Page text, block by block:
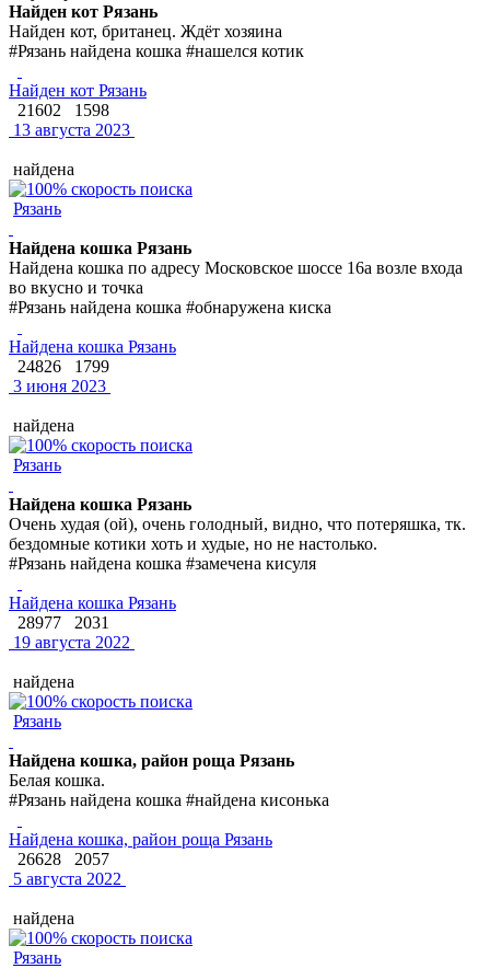
Найден кот Рязань
Найден кот, британец. Ждёт хозяина
#Рязань найдена кошка #нашелся котик
Найден кот Рязань
21602
1598
13 августа 2023
найдена
Рязань
Найдена кошка Рязань
Найдена кошка по адресу Московское шоссе 16а возле входа
во вкусно и точка
#Рязань найдена кошка #обнаружена киска
Найдена кошка Рязань
24826
1799
3 июня 2023
найдена
Рязань
Найдена кошка Рязань
Очень худая (ой), очень голодный, видно, что потеряшка, тк.
бездомные котики хоть и худые, но не настолько.
#Рязань найдена кошка #замечена кисуля
Найдена кошка Рязань
28977
2031
19 августа 2022
найдена
Рязань
Найдена кошка, район роща Рязань
Белая кошка.
#Рязань найдена кошка #найдена кисонька
Найдена кошка, район роща Рязань
26628
2057
5 августа 2022
найдена
Рязань